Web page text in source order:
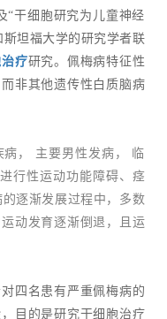
“干细胞研究为儿童神经
坦福大学的研究学者联
疗研究。佩梅病特征性
非其他遗传性白质脑病
病， 主要男性发病， 临
行性运动功能障碍、痉
逐渐发展过程中，多数
动发育逐渐倒退，且运
四名患有严重佩梅病的
目的是研究干细胞治疗